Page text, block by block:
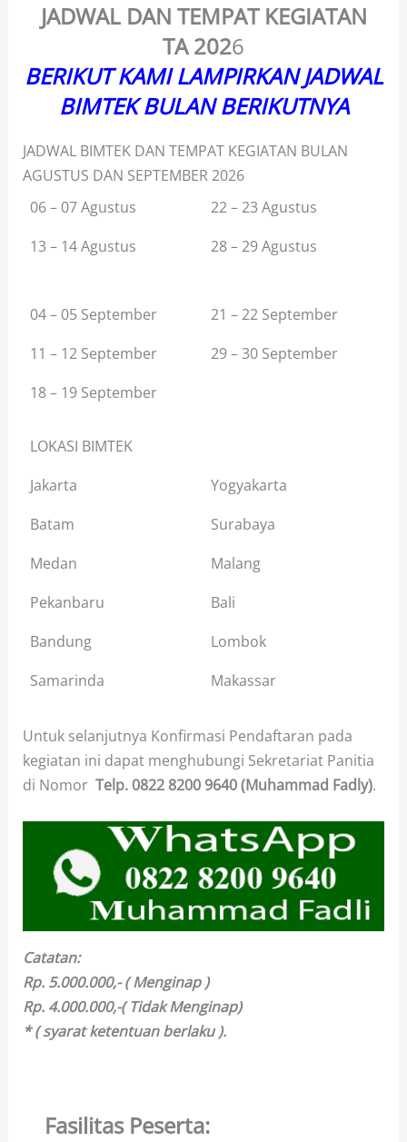
JADWAL DAN TEMPAT KEGIATAN
TA 2026
BERIKUT KAMI LAMPIRKAN JADWAL
BIMTEK BULAN BERIKUTNYA
JADWAL BIMTEK DAN TEMPAT KEGIATAN BULAN
AGUSTUS DAN SEPTEMBER 2026
06 – 07 Agustus
22 – 23 Agustus
13 – 14 Agustus
28 – 29 Agustus
04 – 05 September
21 – 22 September
11 – 12 September
29 – 30 September
18 – 19 September
LOKASI BIMTEK
Jakarta
Yogyakarta
Batam
Surabaya
Medan
Malang
Pekanbaru
Bali
Bandung
Lombok
Samarinda
Makassar
Untuk selanjutnya Konfirmasi Pendaftaran pada
kegiatan ini dapat menghubungi Sekretariat Panitia
di Nomor Telp. 0822 8200 9640 (Muhammad Fadly).
Catatan:
Rp. 5.000.000,- ( Menginap )
Rp. 4.000.000,-( Tidak Menginap)
* ( syarat ketentuan berlaku ).
Fasilitas Peserta: